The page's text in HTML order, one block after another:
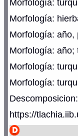
Morfología:
Morfología:
Morfología: año,
Morfología: año;
Morfología:
Morfología:
https://